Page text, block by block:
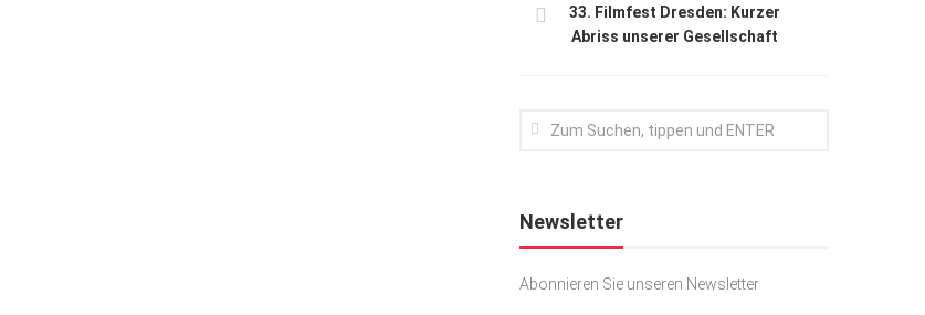
33. Filmfest Dresden: Kurzer
Abriss unserer Gesellschaft
Newsletter
Abonnieren Sie unseren Newsletter